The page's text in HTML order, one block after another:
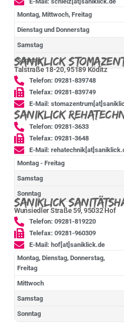
Montag, Mittwoch, Freitag
Dienstag und Donnerstag
Samstag
Sonntag
Saniklick
Talstraße 18-20, 95189 Köditz
Telefon: 09281-839748
Telefax: 09281-839749
E-Mail:
Saniklick
Telefon: 09281-3633
Telefax: 09281-3648
E-Mail:
Montag - Freitag
Samstag
Sonntag
Saniklick
Wunsiedler Straße 59, 95032 Hof
Telefon: 09281-819220
Telefax: 09281-960309
E-Mail: hof[at]saniklick.de
Montag, Dienstag, Donnerstag,
Freitag
Mittwoch
Samstag
Sonntag